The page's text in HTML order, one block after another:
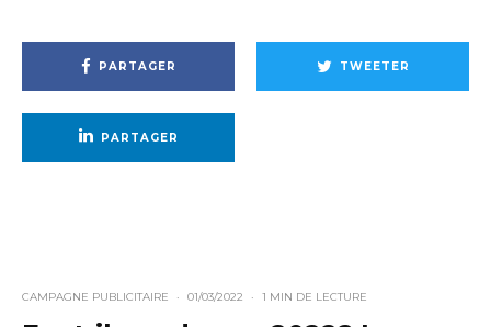
PARTAGER TWEETER
PARTAGER
CAMPAGNE PUBLICITAIRE · 01/03/2022 · 1 MIN DE LECTURE